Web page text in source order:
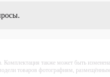
Комплектация также может быть
товаров фотографиям,